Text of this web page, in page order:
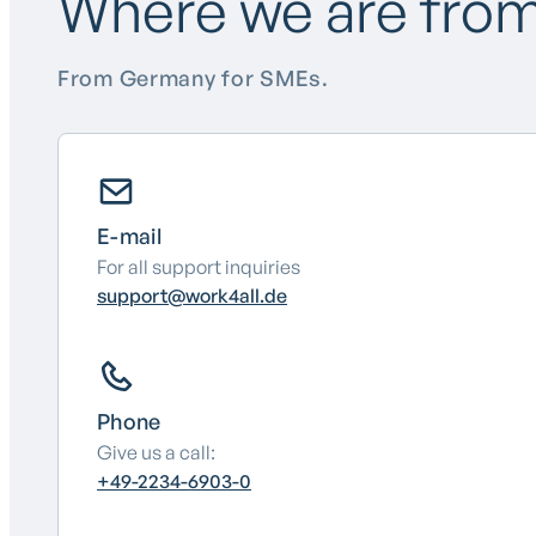
From Germany for SMEs.
E-mail
For all support inquiries
support@work4all.de
Phone
Give us a call:
+49-2234-6903-0